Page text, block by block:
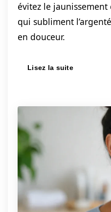
évitez le jaunissement
qui subliment
en douceur.
Lisez la suite